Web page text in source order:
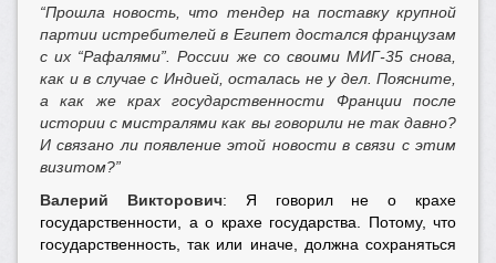
“Прошла новость, что тендер на поставку крупной
партии истребителей в Египет достался французам
с их “Рафалями”. России же со своими МИГ-35 снова,
как и в случае с Индией, осталась не у дел. Поясните,
а как же крах государственности Франции после
истории с мистралями как вы говорили не так давно?
И связано ли появление этой новости в связи с этим
визитом?”
Валерий Викторович: Я говорил не о крахе
государственности, а о крахе государства. Потому, что
государственность, так или иначе, должна сохраняться